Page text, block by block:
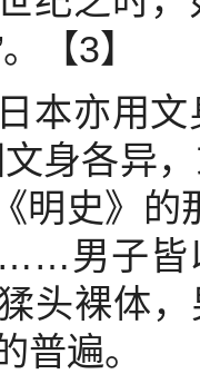
【3】
亦用文
文身各异
明史》的
男子皆
头裸体
普遍。